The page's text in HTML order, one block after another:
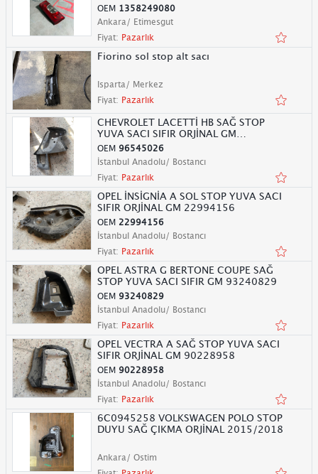
OEM 1358249080
Ankara/ Etimesgut
Fiyat: Pazarlık
Fiorino sol stop alt sacı
Isparta/ Merkez
Fiyat: Pazarlık
CHEVROLET LACETTİ HB SAĞ STOP
YUVA SACI SIFIR ORJİNAL GM
96545026
OEM 96545026
İstanbul Anadolu/ Bostancı
Fiyat: Pazarlık
OPEL İNSİGNİA A SOL STOP YUVA SACI
SIFIR ORJİNAL GM 22994156
OEM 22994156
İstanbul Anadolu/ Bostancı
Fiyat: Pazarlık
OPEL ASTRA G BERTONE COUPE SAĞ
STOP YUVA SACI SIFIR GM 93240829
OEM 93240829
İstanbul Anadolu/ Bostancı
Fiyat: Pazarlık
OPEL VECTRA A SAĞ STOP YUVA SACI
SIFIR ORJİNAL GM 90228958
OEM 90228958
İstanbul Anadolu/ Bostancı
Fiyat: Pazarlık
6C0945258 VOLKSWAGEN POLO STOP
DUYU SAĞ ÇIKMA ORJİNAL 2015/2018
Ankara/ Ostim